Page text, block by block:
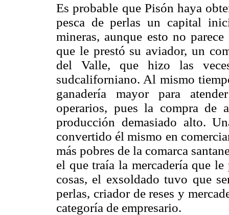
Es probable que Pisón haya
pesca de perlas un capital
mineras, aunque esto no
que le prestó su aviador, un
del Valle, que hizo las
sudcaliforniano. Al mismo
ganadería mayor para
operarios, pues la compra de
producción demasiado alto.
convertido él mismo en
más pobres de la comarca
el que traía la mercadería que
cosas, el exsoldado tuvo que
perlas, criador de reses y
categoría de empresario.